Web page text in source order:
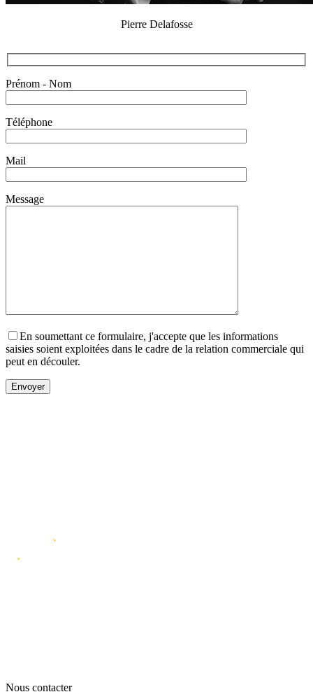
Pierre Delafosse
Prénom - Nom
Téléphone
Mail
Message
En soumettant ce formulaire, j'accepte que les informations
saisies soient exploitées dans le cadre de la relation commerciale qui
peut en découler.
Nous contacter